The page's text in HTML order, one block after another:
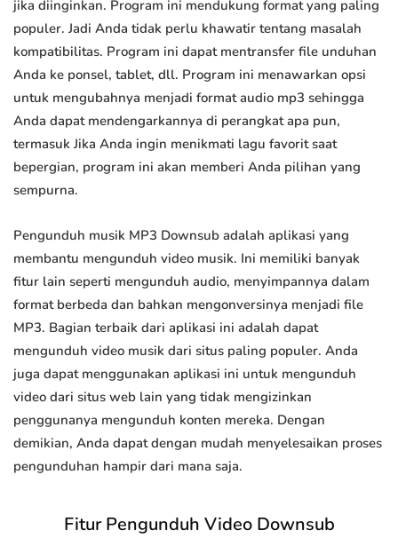
jika diinginkan. Program ini mendukung format yang paling
populer. Jadi Anda tidak perlu khawatir tentang masalah
kompatibilitas. Program ini dapat mentransfer file unduhan
Anda ke ponsel, tablet, dll. Program ini menawarkan opsi
untuk mengubahnya menjadi format audio mp3 sehingga
Anda dapat mendengarkannya di perangkat apa pun,
termasuk Jika Anda ingin menikmati lagu favorit saat
bepergian, program ini akan memberi Anda pilihan yang
sempurna.
Pengunduh musik MP3 Downsub adalah aplikasi yang
membantu mengunduh video musik. Ini memiliki banyak
fitur lain seperti mengunduh audio, menyimpannya dalam
format berbeda dan bahkan mengonversinya menjadi file
MP3. Bagian terbaik dari aplikasi ini adalah dapat
mengunduh video musik dari situs paling populer. Anda
juga dapat menggunakan aplikasi ini untuk mengunduh
video dari situs web lain yang tidak mengizinkan
penggunanya mengunduh konten mereka. Dengan
demikian, Anda dapat dengan mudah menyelesaikan proses
pengunduhan hampir dari mana saja.
Fitur Pengunduh Video Downsub